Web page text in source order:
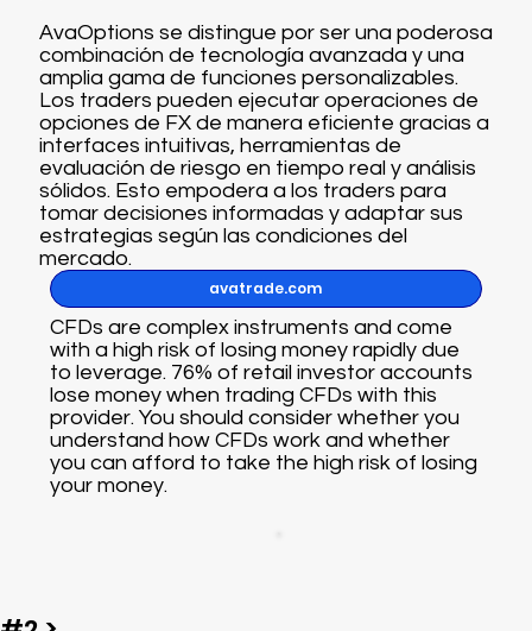
AvaOptions se distingue por ser una poderosa
combinación de tecnología avanzada y una
amplia gama de funciones personalizables.
Los traders pueden ejecutar operaciones de
opciones de FX de manera eficiente gracias a
interfaces intuitivas, herramientas de
evaluación de riesgo en tiempo real y análisis
sólidos. Esto empodera a los traders para
tomar decisiones informadas y adaptar sus
estrategias según las condiciones del
mercado.
avatrade.com
CFDs are complex instruments and come
with a high risk of losing money rapidly due
to leverage. 76% of retail investor accounts
lose money when trading CFDs with this
provider. You should consider whether you
understand how CFDs work and whether
you can afford to take the high risk of losing
your money.